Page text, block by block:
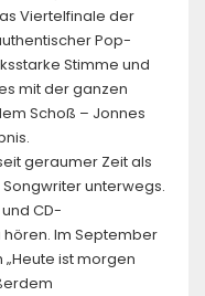
Viertelfinale der
Pop-
Stimme und
mit der ganzen
Schoß – Jonnes
geraumer Zeit als
unterwegs.
CD-
Im September
ist morgen